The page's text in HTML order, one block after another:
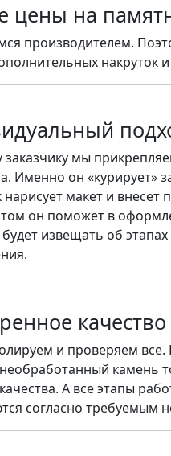
цены на
производителем.
накруток
заказчику мы
Именно он «курирует»
нарисует макет и внесет
он поможет в
извещать об этапах
качество
и проверяем все.
камень
А все этапы
согласно требуемым